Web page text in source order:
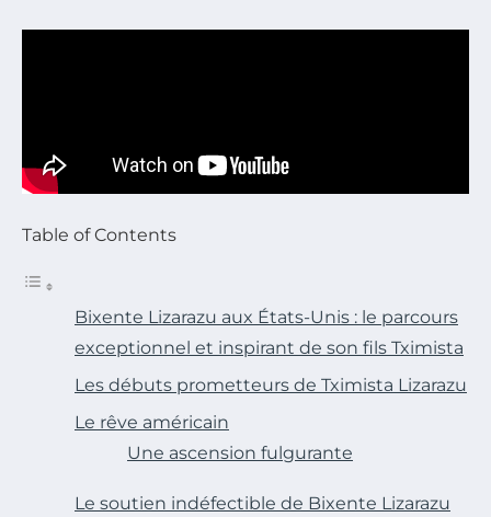
Table of Contents
Bixente Lizarazu aux États-Unis : le parcours
exceptionnel et inspirant de son fils Tximista
Les débuts prometteurs de Tximista Lizarazu
Le rêve américain
Une ascension fulgurante
Le soutien indéfectible de Bixente Lizarazu